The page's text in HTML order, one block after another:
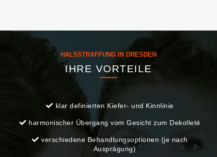
HALSSTRAFFUNG IN DRESDEN
IHRE VORTEILE
klar definierten Kiefer- und Kinnlinie
harmonischer Übergang vom Gesicht zum Dekolleté
verschiedene Behandlungsoptionen (je nach
Ausprägung)